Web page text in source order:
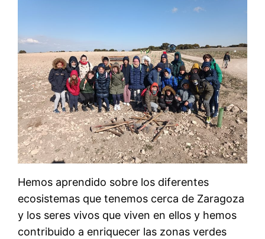
Hemos aprendido sobre los diferentes
ecosistemas que tenemos cerca de Zaragoza
y los seres vivos que viven en ellos y hemos
contribuido a enriquecer las zonas verdes